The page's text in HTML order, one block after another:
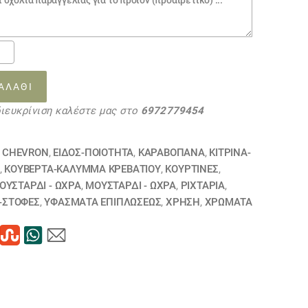
καλέστε μας στο 6972779454
, ΕΙΔΟΣ-ΠΟΙΟΤΗΤΑ, ΚΑΡΑΒΌΠΑΝΑ, ΚΙΤΡΙΝΑ-
, ΚΟΥΒΈΡΤΑ-ΚΆΛΥΜΜΑ ΚΡΕΒΑΤΙΟΎ, ΚΟΥΡΤΊΝΕΣ,
- ΩΧΡΑ, ΜΟΥΣΤΑΡΔΙ - ΩΧΡΑ, ΡΙΧΤΆΡΙΑ,
ΣΤΟΦΕΣ,ΥΦΆΣΜΑΤΑ ΕΠΙΠΛΏΣΕΩΣ, ΧΡΗΣΗ, ΧΡΏΜΑΤΑ